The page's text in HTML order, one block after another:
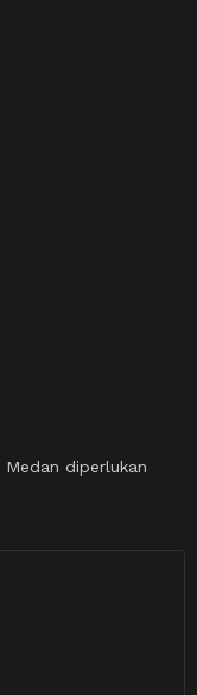
Medan diperlukan